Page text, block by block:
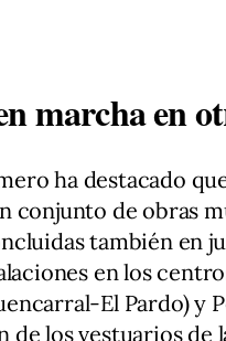
marcha en
ha destacado
conjunto de obras
también en
en los
El Pardo) y
de los vestuarios de